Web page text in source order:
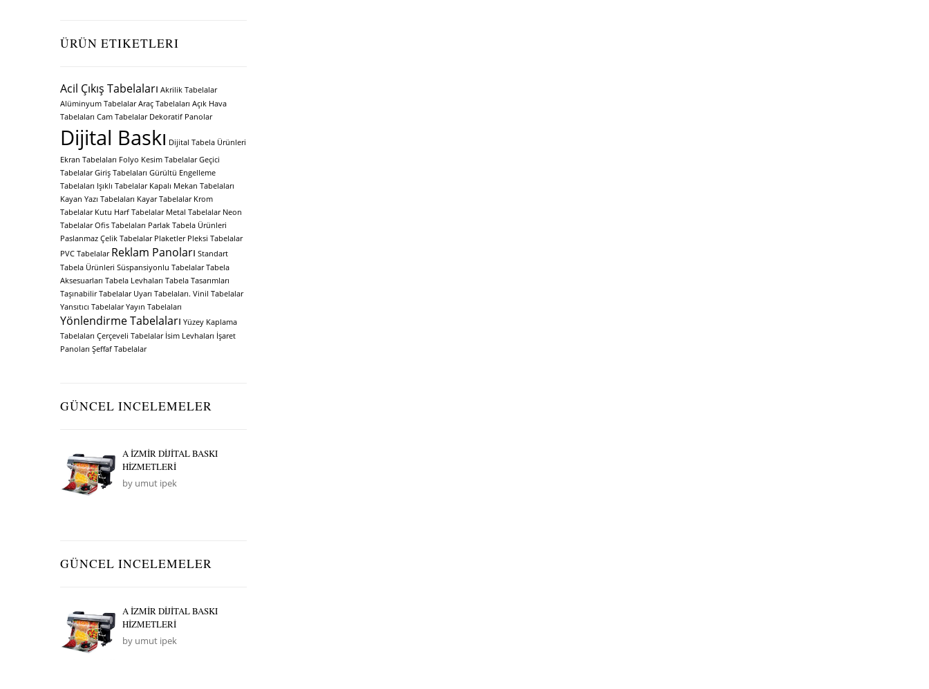
ÜRÜN ETIKETLERI
Acil Çıkış Tabelaları Akrilik Tabelalar
Alüminyum Tabelalar Araç Tabelaları Açık Hava
Tabelaları Cam Tabelalar Dekoratif Panolar
Dijital Baskı Dijital Tabela Ürünleri
Ekran Tabelaları Folyo Kesim Tabelalar Geçici
Tabelalar Giriş Tabelaları Gürültü Engelleme
Tabelaları Işıklı Tabelalar Kapalı Mekan Tabelaları
Kayan Yazı Tabelaları Kayar Tabelalar Krom
Tabelalar Kutu Harf Tabelalar Metal Tabelalar Neon
Tabelalar Ofis Tabelaları Parlak Tabela Ürünleri
Paslanmaz Çelik Tabelalar Plaketler Pleksi Tabelalar
PVC Tabelalar Reklam Panoları Standart
Tabela Ürünleri Süspansiyonlu Tabelalar Tabela
Aksesuarları Tabela Levhaları Tabela Tasarımları
Taşınabilir Tabelalar Uyarı Tabelaları. Vinil Tabelalar
Yansıtıcı Tabelalar Yayın Tabelaları
Yönlendirme Tabelaları Yüzey Kaplama
Tabelaları Çerçeveli Tabelalar İsim Levhaları İşaret
Panoları Şeffaf Tabelalar
GÜNCEL INCELEMELER
A İZMİR DİJİTAL BASKI
HİZMETLERİ
by umut ipek
GÜNCEL INCELEMELER
A İZMİR DİJİTAL BASKI
HİZMETLERİ
by umut ipek